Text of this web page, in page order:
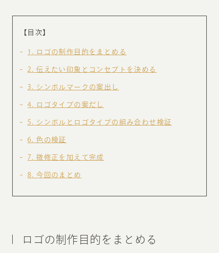
【目次】
1 ロゴの制作目的をまとめる
2 伝えたい印象とコンセプトを決める
3 シンボルマークの案出し
4 ロゴタイプの案だし
5 シンボルとロゴタイプの組み合わせ検証
6 色の検証
7 微修正を加えて完成
8 今回のまとめ
ロゴの制作目的をまとめる